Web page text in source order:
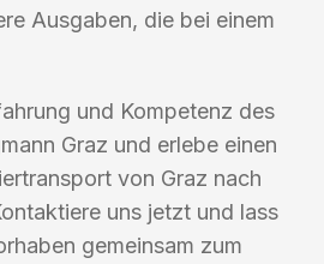
Ausgaben, die bei einem
und Kompetenz des
Graz und erlebe einen
von Graz nach
uns jetzt und lass
gemeinsam zum